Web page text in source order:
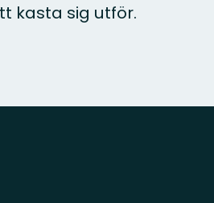
kasta sig utför.